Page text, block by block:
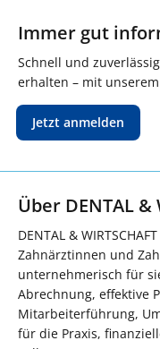
Immer gut
Schnell und
erhalten – mit
Jetzt anmelden
Über DENTAL &
DENTAL &
Zahnärztinnen und
unternehmerisch für
Abrechnung, effektive
Mitarbeiterführung,
für die Praxis,